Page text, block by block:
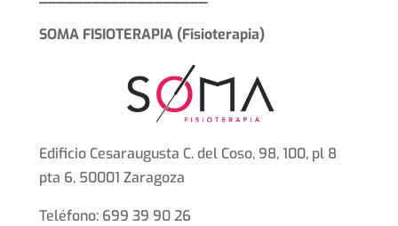
SOMA FISIOTERAPIA (Fisioterapia)
Edificio Cesaraugusta C. del Coso, 98, 100, pl 8
pta 6, 50001 Zaragoza
Teléfono: 699 39 90 26